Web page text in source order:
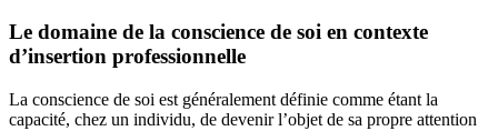
Le domaine de la conscience de soi en contexte
d’insertion professionnelle
La conscience de soi est généralement définie comme étant la
capacité, chez un individu, de devenir l’objet de sa propre attention